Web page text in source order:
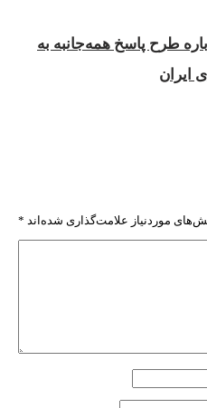
طرح پاسخ همه‌جانبه به
ایران
موردنیاز علامت‌گذاری شده‌اند *